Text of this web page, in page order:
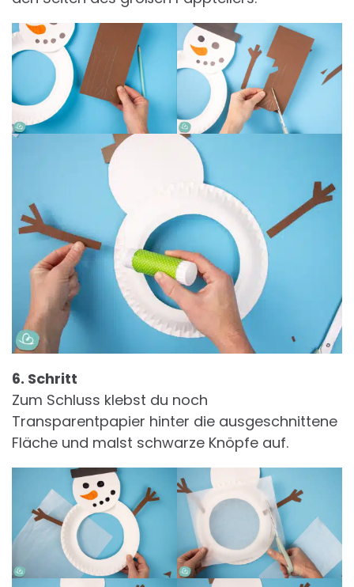
6. Schritt
Zum Schluss klebst du noch
Transparentpapier hinter die ausgeschnittene
Fläche und malst schwarze Knöpfe auf.